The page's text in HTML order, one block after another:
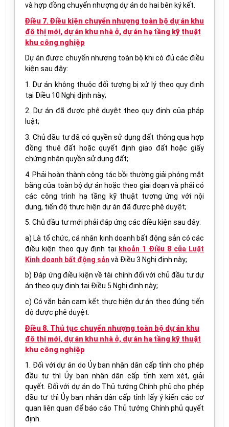
và hợp đồng chuyển nhượng dự án do hai bên ký kết.
Điều 7. Điều kiện chuyển nhượng toàn bộ dự án khu
đô thị mới, dự án khu nhà ở, dự án hạ tầng kỹ thuật
khu công nghiệp
Dự án được chuyển nhượng toàn bộ khi có đủ các điều
kiện sau đây:
1. Dự án không thuộc đối tượng bị xử lý theo quy định
tại Điều 10 Nghị định này;
2. Dự án đã được phê duyệt theo quy định của pháp
luật;
3. Chủ đầu tư đã có quyền sử dụng đất thông qua hợp
đồng thuê đất hoặc quyết định giao đất hoặc giấy
chứng nhận quyền sử dụng đất;
4. Phải hoàn thành công tác bồi thường giải phóng mặt
bằng của toàn bộ dự án hoặc theo giai đoạn và phải có
các công trình hạ tầng kỹ thuật tương ứng với nội
dung, tiến độ thực hiện dự án đã được phê duyệt;
5. Chủ đầu tư mới phải đáp ứng các điều kiện sau đây:
a) Là tổ chức, cá nhân kinh doanh bất động sản có các
điều kiện theo quy định tại khoản 1 Điều 8 của Luật
Kinh doanh bất động sản và Điều 3 Nghị định này;
b) Đáp ứng điều kiện về tài chính đối với chủ đầu tư dự
án theo quy định tại Điều 5 Nghị định này;
c) Có văn bản cam kết thực hiện dự án theo đúng tiến
độ được phê duyệt.
Điều 8. Thủ tục chuyển nhượng toàn bộ dự án khu
đô thị mới, dự án khu nhà ở, dự án hạ tầng kỹ thuật
khu công nghiệp
1. Đối với dự án do Ủy ban nhận dân cấp tỉnh cho phép
đầu tư thì Ủy ban nhân dân cấp tỉnh xem xét, giải
quyết. Đối với dự án do Thủ tướng Chính phủ cho phép
đầu tư thì Ủy ban nhân dân cấp tỉnh lấy ý kiến các cơ
quan liên quan để báo cáo Thủ tướng Chính phủ quyết
định.